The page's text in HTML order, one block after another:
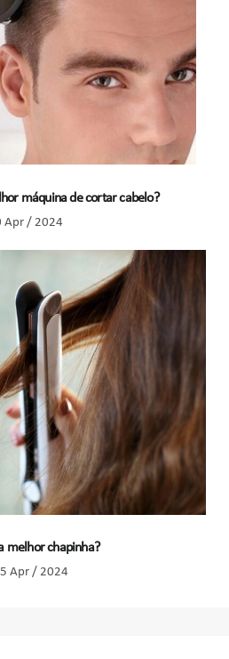
máquina de cortar cabelo?
Apr / 2024
melhor chapinha?
Apr / 2024